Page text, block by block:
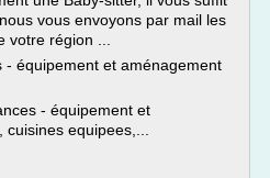
vous envoyons par mail les
région ...
- équipement et aménagement
- équipement et
equipees,...